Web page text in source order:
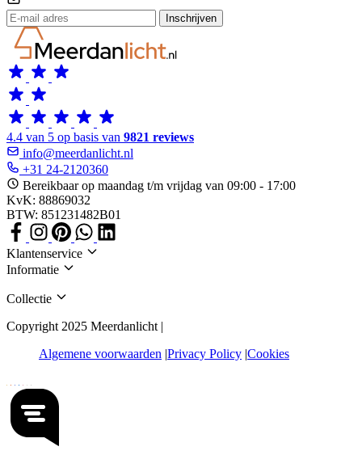
Inschrijven
4.4 van 5 op basis van 9821 reviews
info@meerdanlicht.nl
+31 24-2120360
Bereikbaar op maandag t/m vrijdag van 09:00 - 17:00
KvK: 88869032
BTW: 851231482B01
Klantenservice
Informatie
Collectie
Copyright 2025 Meerdanlicht |
Algemene voorwaarden Privacy Policy Cookies